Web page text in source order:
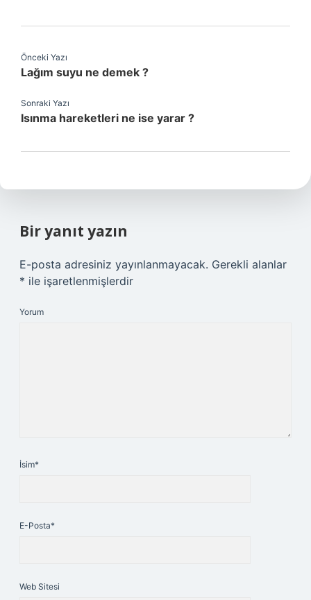
Önceki Yazı
Lağım suyu ne demek ?
Sonraki Yazı
Isınma hareketleri ne ise yarar ?
Bir yanıt yazın
E-posta adresiniz yayınlanmayacak. Gerekli alanlar
* ile işaretlenmişlerdir
Yorum
İsim*
E-Posta*
Web Sitesi